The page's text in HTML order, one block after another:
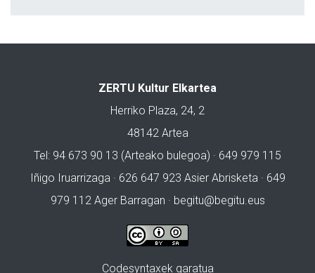
ZERTU Kultur Elkartea
Herriko Plaza, 24, 2
48142 Artea
Tel: 94 673 90 13 (Arteako bulegoa) · 649 979 115
Iñigo Iruarrizaga · 626 647 923 Asier Abrisketa · 649
979 112 Ager Barragan · begitu@begitu.eus
Codesyntaxek garatua